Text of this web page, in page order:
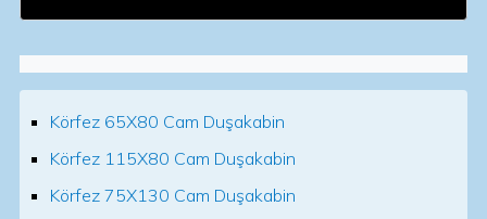
Körfez 65X80 Cam Duşakabin
Körfez 115X80 Cam Duşakabin
Körfez 75X130 Cam Duşakabin